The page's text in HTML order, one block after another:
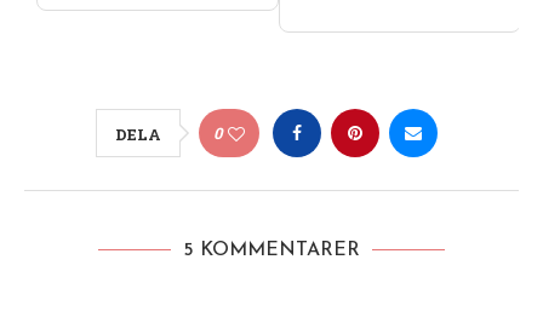
DELA 0
5 KOMMENTARER